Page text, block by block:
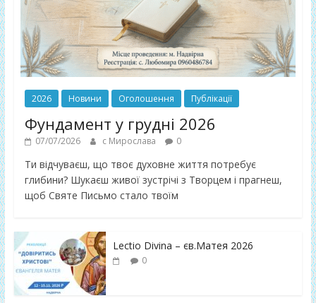
2026 Новини Оголошення Публікації
Фундамент у грудні 2026
07/07/2026 с Мирослава 0
Ти відчуваєш, що твоє духовне життя потребує
глибини? Шукаєш живої зустрічі з Творцем і прагнеш,
щоб Святе Письмо стало твоїм
Lectio Divina – єв.Матея 2026
0